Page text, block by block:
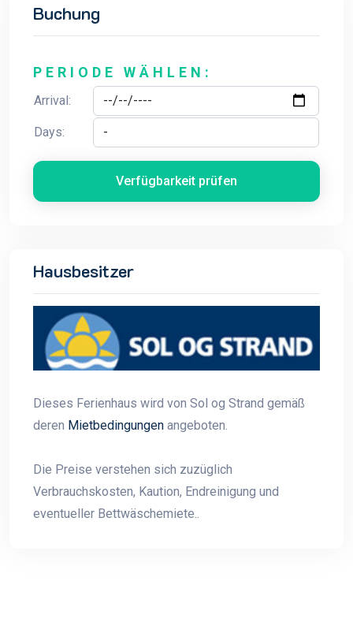
Buchung
PERIODE WÄHLEN:
Arrival:
Days:
Verfügbarkeit prüfen
Hausbesitzer
Dieses Ferienhaus wird von Sol og Strand gemäß
deren Mietbedingungen angeboten.
Die Preise verstehen sich zuzüglich
Verbrauchskosten, Kaution, Endreinigung und
eventueller Bettwäschemiete..